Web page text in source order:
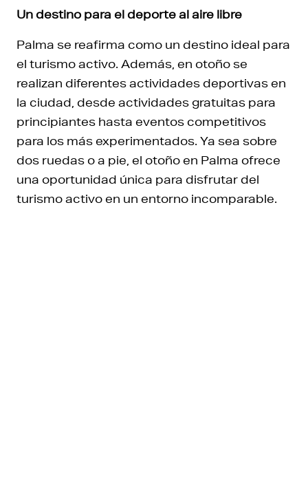
Un destino para el deporte al aire libre
Palma se reafirma como un destino ideal para
el turismo activo. Además, en otoño se
realizan diferentes actividades deportivas en
la ciudad, desde actividades gratuitas para
principiantes hasta eventos competitivos
para los más experimentados. Ya sea sobre
dos ruedas o a pie, el otoño en Palma ofrece
una oportunidad única para disfrutar del
turismo activo en un entorno incomparable.